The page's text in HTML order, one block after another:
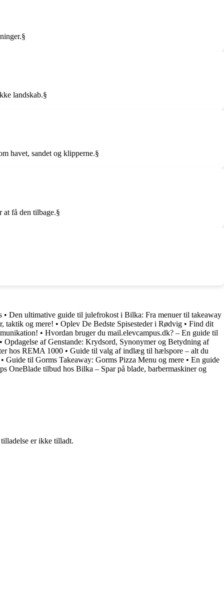
landskab.§
havet, sandet og klipperne.§
at få den tilbage.§
• Den ultimative guide til julefrokost i Bilka: Fra menuer til takeaway
taktik og mere! • Oplev De Bedste Spisesteder i Rødvig • Find dit
• Hvordan bruger du mail.elevcampus.dk? – En guide til
• Opdagelse af Genstande: Krydsord, Synonymer og Betydning af
hos REMA 1000 • Guide til valg af indlæg til hælspore – alt du
• Guide til Gorms Takeaway: Gorms Pizza Menu og mere • En guide
OneBlade tilbud hos Bilka – Spar på blade, barbermaskiner og
er ikke tilladt.